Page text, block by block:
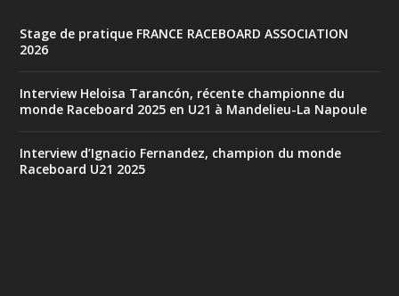
Stage de pratique FRANCE RACEBOARD ASSOCIATION
2026
Interview Heloisa Tarancón, récente championne du
monde Raceboard 2025 en U21 à Mandelieu-La Napoule
Interview d’Ignacio Fernandez, champion du monde
Raceboard U21 2025